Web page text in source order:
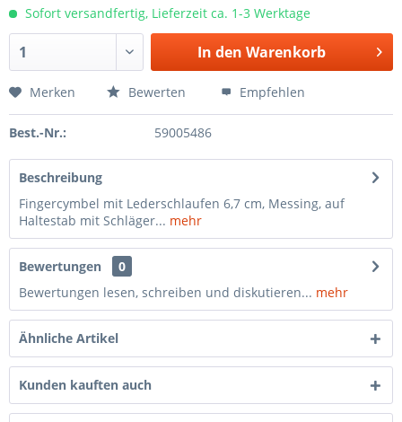
Sofort versandfertig, Lieferzeit ca. 1-3 Werktage
In den Warenkorb
Merken Bewerten Empfehlen
Best.-Nr.: 59005486
Beschreibung
Fingercymbel mit Lederschlaufen 6,7 cm, Messing, auf
Haltestab mit Schläger... mehr
Bewertungen
0
Bewertungen lesen, schreiben und diskutieren... mehr
Ähnliche Artikel
Kunden kauften auch